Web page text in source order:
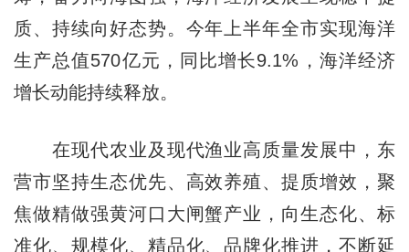
质、持续向好态势。今年上半年全市实现海洋
生产总值570亿元，同比增长9.1%，海洋经济
增长动能持续释放。
在现代农业及现代渔业高质量发展中，东
营市坚持生态优先、高效养殖、提质增效，聚
焦做精做强黄河口大闸蟹产业，向生态化、标
准化、规模化、精品化、品牌化推进，不断延